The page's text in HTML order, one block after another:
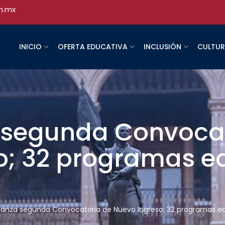
INICIO OFERTA EDUCATIVA INCLUSIÓN
segunda
32 programas
lanza segunda Convocatoria de Nuevo Ingreso; 32 programas